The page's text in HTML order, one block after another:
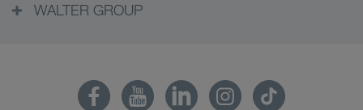
WALTER GROUP